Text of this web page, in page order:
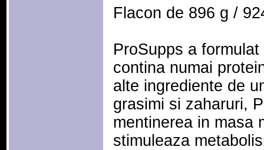
Flacon de 896 g /
ProSupps a
contina numai
alte ingrediente de
grasimi si zaharuri,
mentinerea in masa
stimuleaza